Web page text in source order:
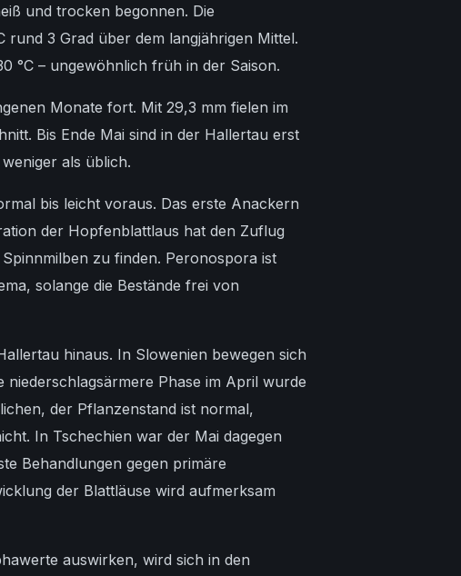
und trocken begonnen. Die
rund 3 Grad über dem langjährigen Mittel.
°C – ungewöhnlich früh in der Saison.
Monate fort. Mit 29,3 mm fielen im
Bis Ende Mai sind in der Hallertau erst
als üblich.
bis leicht voraus. Das erste Anackern
der Hopfenblattlaus hat den Zuflug
zu finden. Peronospora ist
solange die Bestände frei von
hinaus. In Slowenien bewegen sich
Phase im April wurde
der Pflanzenstand ist normal,
In Tschechien war der Mai dagegen
Behandlungen gegen primäre
der Blattläuse wird aufmerksam
auswirken, wird sich in den